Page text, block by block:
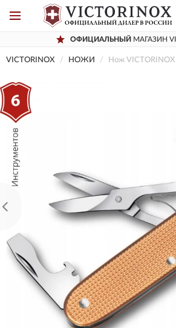
ОФИЦИАЛЬНЫЙ МАГАЗИН
VICTORINOX НОЖИ Нож